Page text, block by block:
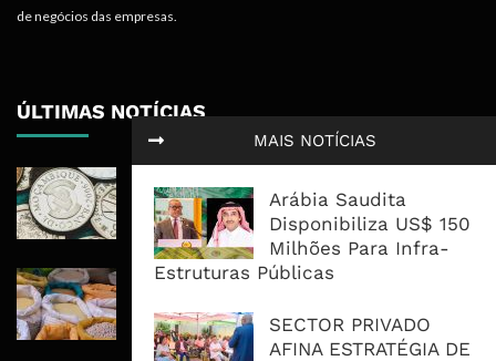
MAIS NOTÍCIAS
Arábia Saudita
Disponibiliza US$ 150
Milhões Para Infra-
Estruturas Públicas
SECTOR PRIVADO
AFINA ESTRATÉGIA DE
de negócios das empresas.
ÚLTIMAS NOTÍCIAS
Recuperar em 2026, Mas Crédito,
Dívida e Divisas Limitam Aceleração
Commodities Agrícolas Entram Numa
Oferta Confortável